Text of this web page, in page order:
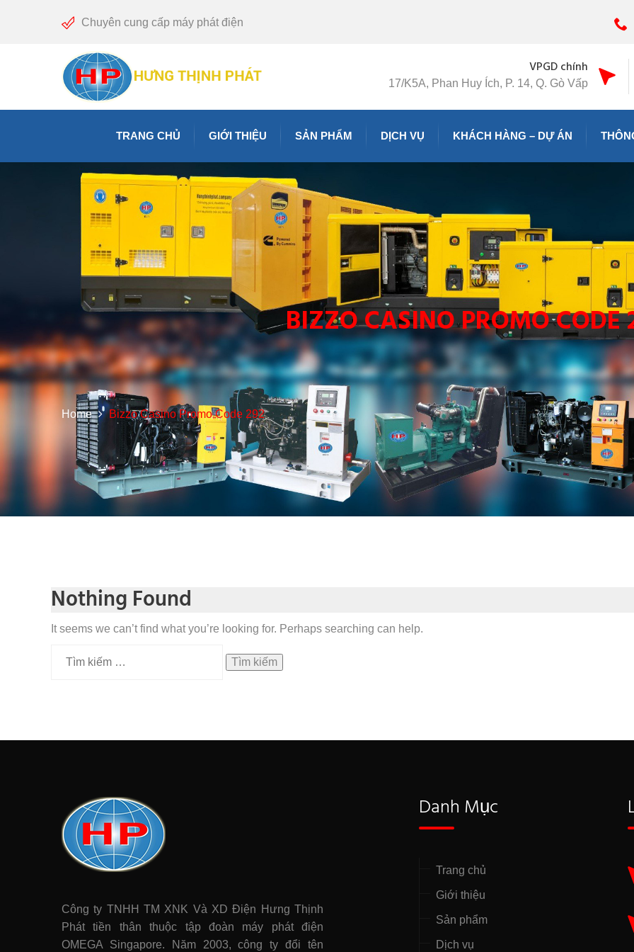
Chuyên cung cấp máy phát điện
VPGD chính
17/K5A, Phan Huy Ích, P. 14, Q. Gò Vấp
TRANG CHỦ GIỚI THIỆU SẢN PHẨM DỊCH VỤ KHÁCH HÀNG – DỰ ÁN
BIZZO CASINO PROMO CODE
Home Bizzo Casino Promo Code 292
Nothing Found
It seems we can’t find what you’re looking for. Perhaps searching can help.
Công ty TNHH TM XNK Và XD Điện Hưng Thịnh
Phát tiền thân thuộc tập đoàn máy phát điện
OMEGA Singapore. Năm 2003, công ty đổi tên
Danh Mục
Trang chủ
Giới thiệu
Sản phẩm
Dịch vụ